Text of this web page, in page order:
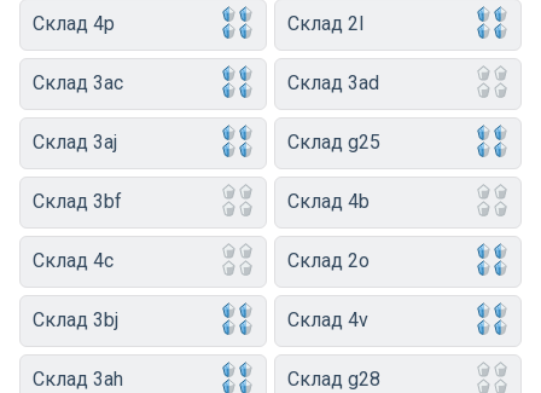
Склад 4p Склад 2l
Склад 3ac Склад 3ad
Склад 3aj Склад g25
Склад 3bf Склад 4b
Склад 4c Склад 2o
Склад 3bj Склад 4v
Склад 3ah Склад g28